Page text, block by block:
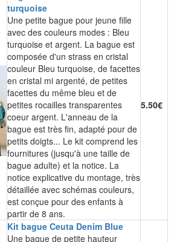
turquoise
Une petite bague pour jeune fille
avec des couleurs modes : Bleu
turquoise et argent. La bague est
composée d'un strass en cristal
couleur Bleu turquoise, de facettes
en cristal mi argenté, de petites
facettes du même bleu et de
petites rocailles transparentes
coeur argent. L'anneau de la
bague est très fin, adapté pour de
petits doigts... Le kit comprend les
fournitures (jusqu'à une taille de
bague adulte) et la notice. La
notice explicative du montage, très
détaillée avec schémas couleurs,
est conçue pour des enfants à
partir de 8 ans.
5.50€
Kit bague Ceuta Denim Blue
Une bague de petite hauteur